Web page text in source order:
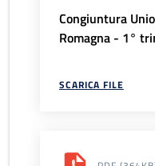
Congiuntura
Romagna - 1°
SCARICA FILE